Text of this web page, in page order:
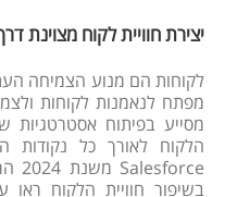
יצירת חוויית לקוח מצוינת
לקוחות הם מנוע הצמיחה
מפתח לנאמנות לקוחות
מסייע בפיתוח אסטרטגיות
הלקוח לאורך כל